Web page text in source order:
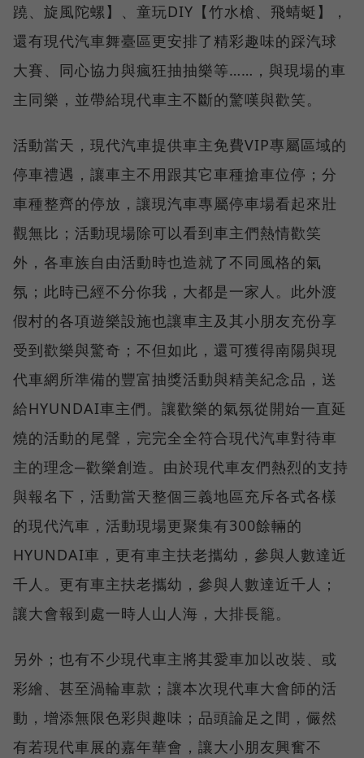
蹺、旋風陀螺】、童玩DIY【竹水槍、飛蜻蜓】，
還有現代汽車舞臺區更安排了精彩趣味的踩汽球
大賽、同心協力與瘋狂抽抽樂等……，與現場的車
主同樂，並帶給現代車主不斷的驚嘆與歡笑。
活動當天，現代汽車提供車主免費VIP專屬區域的
停車禮遇，讓車主不用跟其它車種搶車位停；分
車種整齊的停放，讓現汽車專屬停車場看起來壯
觀無比；活動現場除可以看到車主們熱情歡笑
外，各車族自由活動時也造就了不同風格的氣
氛；此時已經不分你我，大都是一家人。此外渡
假村的各項遊樂設施也讓車主及其小朋友充份享
受到歡樂與驚奇；不但如此，還可獲得南陽與現
代車網所準備的豐富抽獎活動與精美紀念品，送
給HYUNDAI車主們。讓歡樂的氣氛從開始一直延
燒的活動的尾聲，完完全全符合現代汽車對待車
主的理念─歡樂創造。由於現代車友們熱烈的支持
與報名下，活動當天整個三義地區充斥各式各樣
的現代汽車，活動現場更聚集有300餘輛的
HYUNDAI車，更有車主扶老攜幼，參與人數達近
千人。更有車主扶老攜幼，參與人數達近千人；
讓大會報到處一時人山人海，大排長籠。
另外；也有不少現代車主將其愛車加以改裝、或
彩繪、甚至渦輪車款；讓本次現代車大會師的活
動，增添無限色彩與趣味；品頭論足之間，儼然
有若現代車展的嘉年華會，讓大小朋友興奮不